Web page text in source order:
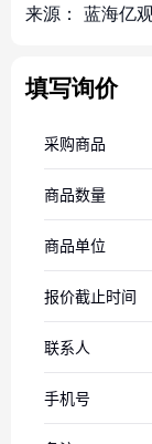
来源： 蓝海亿
填写询价